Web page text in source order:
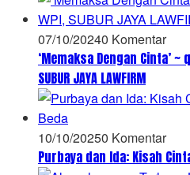
07/10/20240 Komentar
‘Memaksa Dengan Cinta’ ~
SUBUR JAYA LAWFIRM
10/10/20250 Komentar
Purbaya dan Ida: Kisah